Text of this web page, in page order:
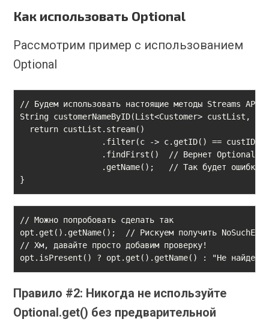
Как использовать Optional
Рассмотрим пример с использованием
Optional
// Будем использовать настоящие методы Streams
String customerNameByID(List<Customer> custList,
  return custList.stream()
                 .filter(c ‐> c.getID() == custID)
                 .findFirst()  // Вернет Optional
.getName();   // Так будет
}
// Можно попробовать сделать так
opt.get().getName();  // Рискуем получить
// Хм, давайте просто добавим проверку!
opt.isPresent() ? opt.get().getName() : "Не
Правило #2: Никогда не используйте
Optional.get() без предварительной